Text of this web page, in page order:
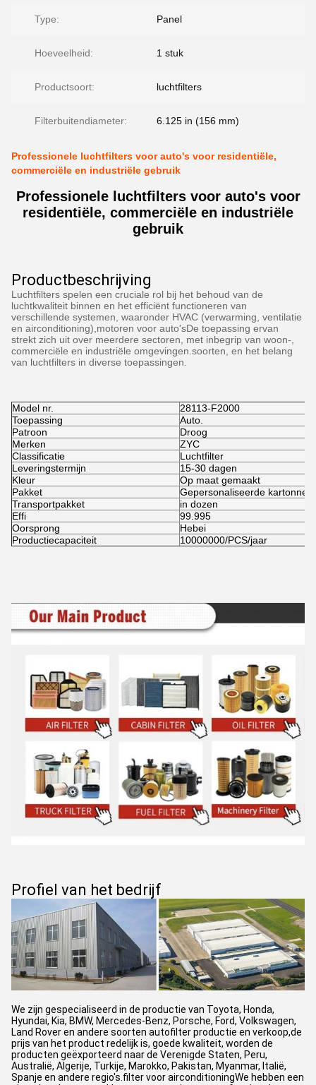
Type: Panel
Hoeveelheid: 1 stuk
Productsoort: luchtfilters
Filterbuitendiameter: 6.125 in (156 mm)
Professionele luchtfilters voor auto's voor residentiële,
commerciële en industriële gebruik
Professionele luchtfilters voor auto's voor
residentiële, commerciële en industriële
gebruik
Productbeschrijving
Luchtfilters spelen een cruciale rol bij het behoud van de
luchtkwaliteit binnen en het efficiënt functioneren van
verschillende systemen, waaronder HVAC (verwarming, ventilatie
en airconditioning),motoren voor auto'sDe toepassing ervan
strekt zich uit over meerdere sectoren, met inbegrip van woon-,
commerciële en industriële omgevingen.soorten, en het belang
van luchtfilters in diverse toepassingen.
Model nr.
28113-F2000
Toepassing
Auto.
Patroon
Droog
Merken
ZYC
Classificatie
Luchtfilter
Leveringstermijn
15-30 dagen
Kleur
Op maat gemaakt
Pakket
Gepersonaliseerde kartonnen
Transportpakket
in dozen
Effi
99.995
Oorsprong
Hebei
Productiecapaciteit
10000000/PCS/jaar
Profiel van het bedrijf
We zijn gespecialiseerd in de productie van Toyota, Honda,
Hyundai, Kia, BMW, Mercedes-Benz, Porsche, Ford, Volkswagen,
Land Rover en andere soorten autofilter productie en verkoop,de
prijs van het product redelijk is, goede kwaliteit, worden de
producten geëxporteerd naar de Verenigde Staten, Peru,
Australië, Algerije, Turkije, Marokko, Pakistan, Myanmar, Italië,
Spanje en andere regio's.filter voor airconditioningWe hebben een